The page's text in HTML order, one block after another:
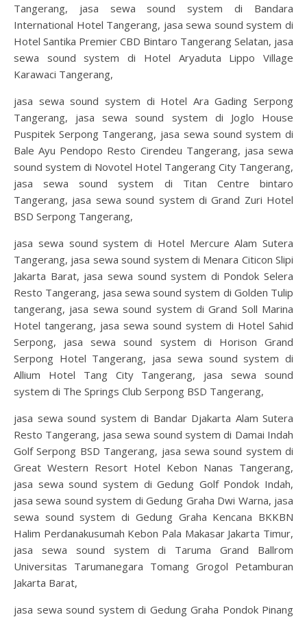
Tangerang, jasa sewa sound system di Bandara
International Hotel Tangerang, jasa sewa sound system di
Hotel Santika Premier CBD Bintaro Tangerang Selatan, jasa
sewa sound system di Hotel Aryaduta Lippo Village
Karawaci Tangerang,
jasa sewa sound system di Hotel Ara Gading Serpong
Tangerang, jasa sewa sound system di Joglo House
Puspitek Serpong Tangerang, jasa sewa sound system di
Bale Ayu Pendopo Resto Cirendeu Tangerang, jasa sewa
sound system di Novotel Hotel Tangerang City Tangerang,
jasa sewa sound system di Titan Centre bintaro
Tangerang, jasa sewa sound system di Grand Zuri Hotel
BSD Serpong Tangerang,
jasa sewa sound system di Hotel Mercure Alam Sutera
Tangerang, jasa sewa sound system di Menara Citicon Slipi
Jakarta Barat, jasa sewa sound system di Pondok Selera
Resto Tangerang, jasa sewa sound system di Golden Tulip
tangerang, jasa sewa sound system di Grand Soll Marina
Hotel tangerang, jasa sewa sound system di Hotel Sahid
Serpong, jasa sewa sound system di Horison Grand
Serpong Hotel Tangerang, jasa sewa sound system di
Allium Hotel Tang City Tangerang, jasa sewa sound
system di The Springs Club Serpong BSD Tangerang,
jasa sewa sound system di Bandar Djakarta Alam Sutera
Resto Tangerang, jasa sewa sound system di Damai Indah
Golf Serpong BSD Tangerang, jasa sewa sound system di
Great Western Resort Hotel Kebon Nanas Tangerang,
jasa sewa sound system di Gedung Golf Pondok Indah,
jasa sewa sound system di Gedung Graha Dwi Warna, jasa
sewa sound system di Gedung Graha Kencana BKKBN
Halim Perdanakusumah Kebon Pala Makasar Jakarta Timur,
jasa sewa sound system di Taruma Grand Ballrom
Universitas Tarumanegara Tomang Grogol Petamburan
Jakarta Barat,
jasa sewa sound system di Gedung Graha Pondok Pinang